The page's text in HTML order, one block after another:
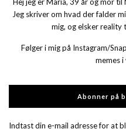
Jeg skriver om hvad der falder
mig, og elsker reality
Følger i mig på Instagram/
memes
Abonner på
Indtast din e-mail adresse for at